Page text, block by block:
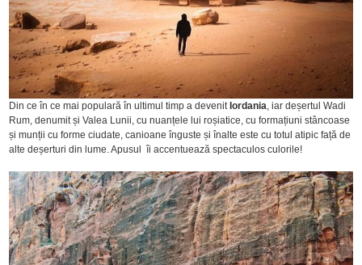
Din ce în ce mai populară în ultimul timp a devenit Iordania, iar deșertul Wadi
Rum, denumit și Valea Lunii, cu nuanțele lui roșiatice, cu formațiuni stâncoase
și munții cu forme ciudate, canioane înguste și înalte este cu totul atipic față de
alte deșerturi din lume. Apusul îi accentuează spectaculos culorile!